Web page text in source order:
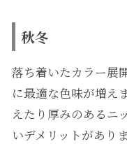
秋冬
落ち着いたカラー展
に最適な色味が増え
えたり厚みのあるニ
いデメリットがあり